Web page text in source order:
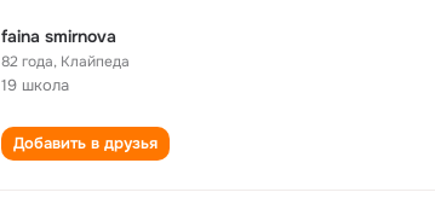
faina smirnova
82 года, Клайпеда
19 школа
Добавить в друзья